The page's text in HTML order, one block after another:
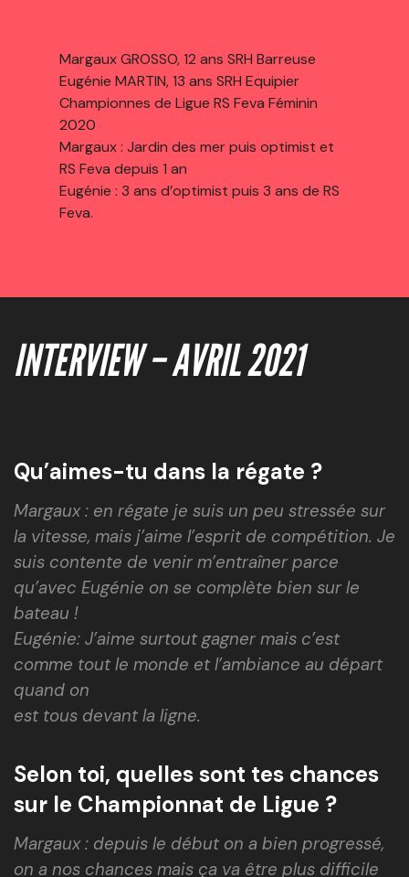
Margaux GROSSO, 12 ans SRH Barreuse
Eugénie MARTIN, 13 ans SRH Equipier
Championnes de Ligue RS Feva Féminin
2020
Margaux : Jardin des mer puis optimist et
RS Feva depuis 1 an
Eugénie : 3 ans d’optimist puis 3 ans de RS
Feva.
INTERVIEW – AVRIL 2021
Qu’aimes-tu dans la régate ?
Margaux : en régate je suis un peu stressée sur
la vitesse, mais j’aime l’esprit de compétition. Je
suis contente de venir m’entraîner parce
qu’avec Eugénie on se complète bien sur le
bateau !
Eugénie: J’aime surtout gagner mais c’est
comme tout le monde et l’ambiance au départ
quand on
est tous devant la ligne.
Selon toi, quelles sont tes chances
sur le Championnat de Ligue ?
Margaux : depuis le début on a bien progressé,
on a nos chances mais ça va être plus difficile